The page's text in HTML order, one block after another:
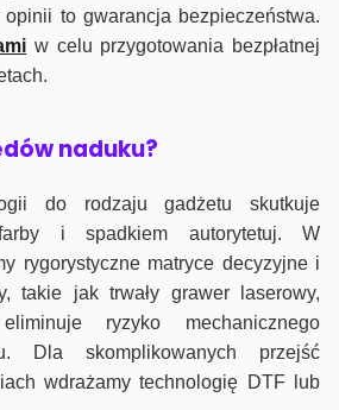
opinii to gwarancja bezpieczeństwa.
w celu przygotowania bezpłatnej
naduku?
do rodzaju gadżetu skutkuje
i spadkiem autorytetuj. W
rygorystyczne matryce decyzyjne i
takie jak trwały grawer laserowy,
ryzyko mechanicznego
Dla skomplikowanych przejść
wdrażamy technologię DTF lub